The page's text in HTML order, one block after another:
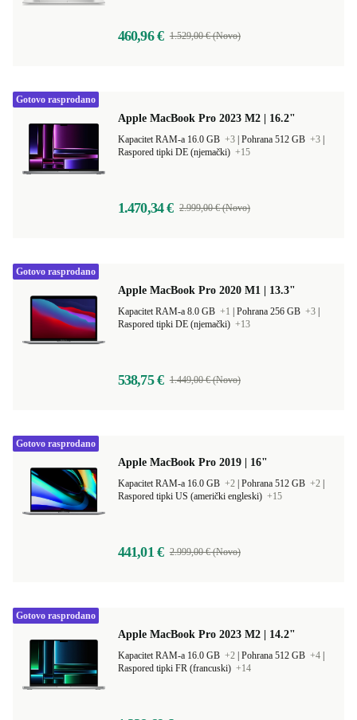
460,96 € 1.529,00 € (Novo)
Apple MacBook Pro 2023 M2 | 16.2"
Kapacitet RAM-a 16.0 GB +3 Pohrana 512 GB +3
Raspored tipki DE (njemački) +15
1.470,34 € 2.999,00 € (Novo)
Gotovo rasprodano
Apple MacBook Pro 2020 M1 | 13.3"
Kapacitet RAM-a 8.0 GB +1 Pohrana 256 GB +3
Raspored tipki DE (njemački) +13
538,75 € 1.449,00 € (Novo)
Gotovo rasprodano
Apple MacBook Pro 2019 | 16"
Kapacitet RAM-a 16.0 GB +2 Pohrana 512 GB +2
Raspored tipki US (američki engleski) +15
441,01 € 2.999,00 € (Novo)
Gotovo rasprodano
Apple MacBook Pro 2023 M2 | 14.2"
Kapacitet RAM-a 16.0 GB +2 Pohrana 512 GB +4
Raspored tipki FR (francuski) +14
Gotovo rasprodano